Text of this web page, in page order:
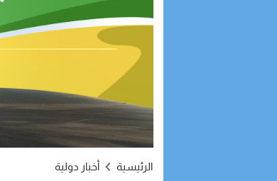
الرئيسية أخبار دولية